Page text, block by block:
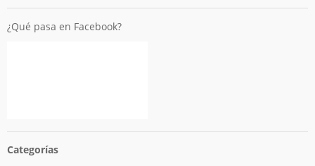
¿Qué pasa en Facebook?
Categorías